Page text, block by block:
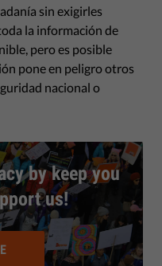
sin exigirles
la información de
pero es posible
pone en peligro otros
nacional o
by keep you
us!